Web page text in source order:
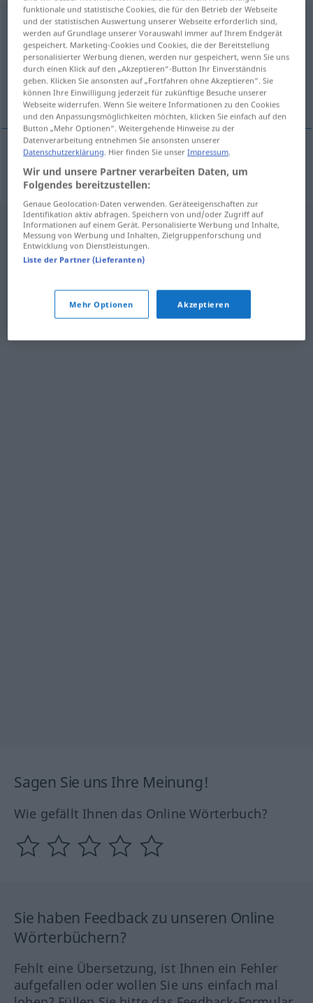
strombaturaf
Übersicht aller Übersetzungen
(Für mehr Details die Übersetzung anklicken/antippen)
Laibung
Laibungf strombatura
Sagen Sie uns Ihre Meinung!
Wie gefällt Ihnen das Online Wörterbuch?
Sie haben Feedback zu unseren Online
Wörterbüchern?
Fehlt eine Übersetzung, ist Ihnen ein Fehler
aufgefallen oder wollen Sie uns einfach mal
funktionale und statistische Cookies, die für den Betrieb der Webseite
und der statistischen Auswertung unserer Webseite erforderlich sind,
werden auf Grundlage unserer Vorauswahl immer auf Ihrem Endgerät
gespeichert. Marketing-Cookies und Cookies, die der Bereitstellung
personalisierter Werbung dienen, werden nur gespeichert, wenn Sie uns
durch einen Klick auf den „Akzeptieren“-Button Ihr Einverständnis
geben. Klicken Sie ansonsten auf „Fortfahren ohne Akzeptieren“. Sie
können Ihre Einwilligung jederzeit für zukünftige Besuche unserer
Webseite widerrufen. Wenn Sie weitere Informationen zu den Cookies
und den Anpassungsmöglichkeiten möchten, klicken Sie einfach auf den
Button „Mehr Optionen“. Weitergehende Hinweise zu der
Datenverarbeitung entnehmen Sie ansonsten unserer
Datenschutzerklärung. Hier finden Sie unserImpressum.
Wir und unsere Partner verarbeiten Daten, um
Folgendes bereitzustellen:
Genaue Geolocation-Daten verwenden. Geräteeigenschaften zur
Identifikation aktiv abfragen. Speichern von und/oder Zugriff auf
Informationen auf einem Gerät. Personalisierte Werbung und Inhalte,
Messung von Werbung und Inhalten, Zielgruppenforschung und
Entwicklung von Dienstleistungen.
Liste der Partner (Lieferanten)
Mehr Optionen Akzeptieren